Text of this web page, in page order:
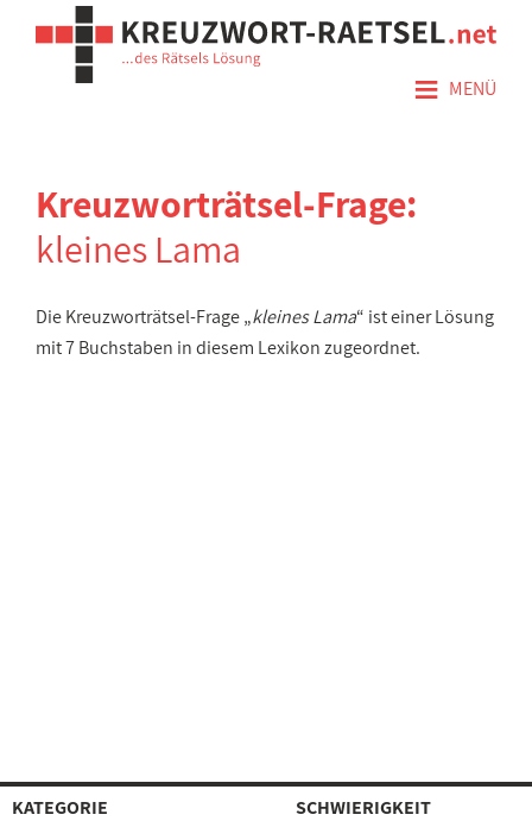
≡ MENÜ
Kreuzworträtsel-Frage:
kleines Lama
Die Kreuzworträtsel-Frage „kleines Lama“ ist einer Lösung
mit 7 Buchstaben in diesem Lexikon zugeordnet.
KATEGORIE
SCHWIERIGKEIT